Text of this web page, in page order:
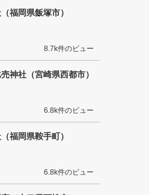
福岡県飯塚市）
8.7k件のビュー
神社（宮崎県西都市）
6.8k件のビュー
福岡県鞍手町）
6.8k件のビュー